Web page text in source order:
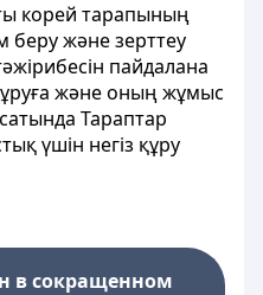
корей тарапының
беру және зерттеу
пайдалана
және оның жұмыс
Тараптар
үшін негіз құру
в сокращенном